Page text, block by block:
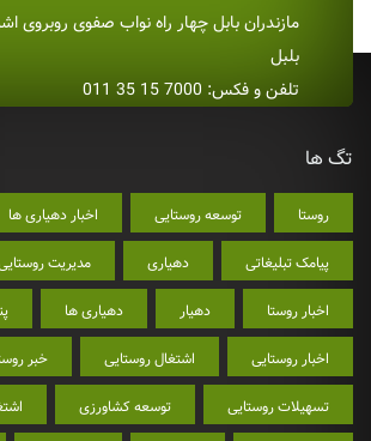
بلبل
تلفن و فکس: 7000 15 35 011
تگ ها
روستا توسعه روستایی اخبار دهیاری ها
پیامک تبلیغاتی دهیاری مدیریت
اخبار روستا دهیار دهیاری ها
اخبار روستایی اشتغال روستایی خبر
تسهیلات روستایی توسعه کشاورزی